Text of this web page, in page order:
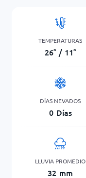
TEMPERATURAS
26° / 11°
DÍAS NEVADOS
0 Días
LLUVIA PROMEDIO
32 mm